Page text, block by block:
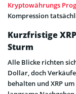
Kryptowährungs
Kompression
Kurzfristige
Sturm
Alle Blicke richten
Dollar, doch
behalten und XRP